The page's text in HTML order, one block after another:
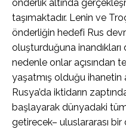
önderlik altında
taşımaktadır. Lenin ve
önderliğin hedefi Rus
oluşturduğuna
nedenle onlar açısından
yaşatmış olduğu ihanetin
Rusya’da iktidarın
başlayarak dünyadaki
getirecek– uluslararası